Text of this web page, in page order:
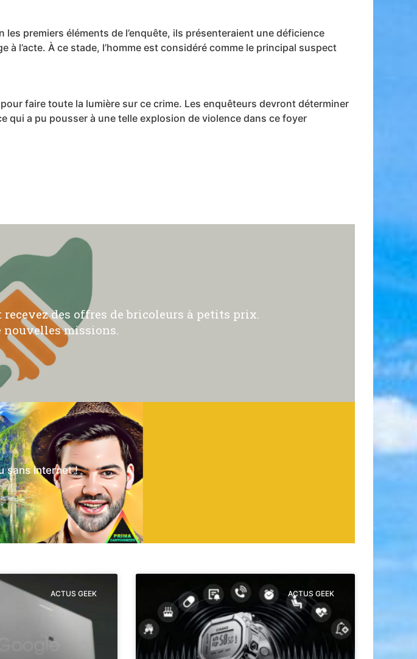
premiers éléments de l’enquête, ils présenteraient une déficience
l’acte. À ce stade, l’homme est considéré comme le principal suspect
faire toute la lumière sur ce crime. Les enquêteurs devront déterminer
qui a pu pousser à une telle explosion de violence dans ce foyer
des offres de bricoleurs à petits prix.
nouvelles missions.
sans internet !
ACTUS GEEK ACTUS GEEK